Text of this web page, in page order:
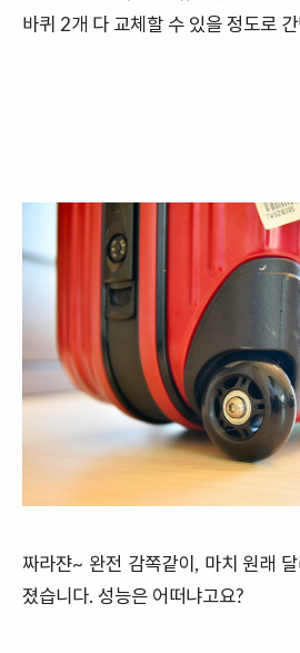
바퀴 2개 다 교체할 수 있을 정도로
짜라쟌~ 완전 감쪽같이, 마치 원래
졌습니다. 성능은 어떠냐고요?